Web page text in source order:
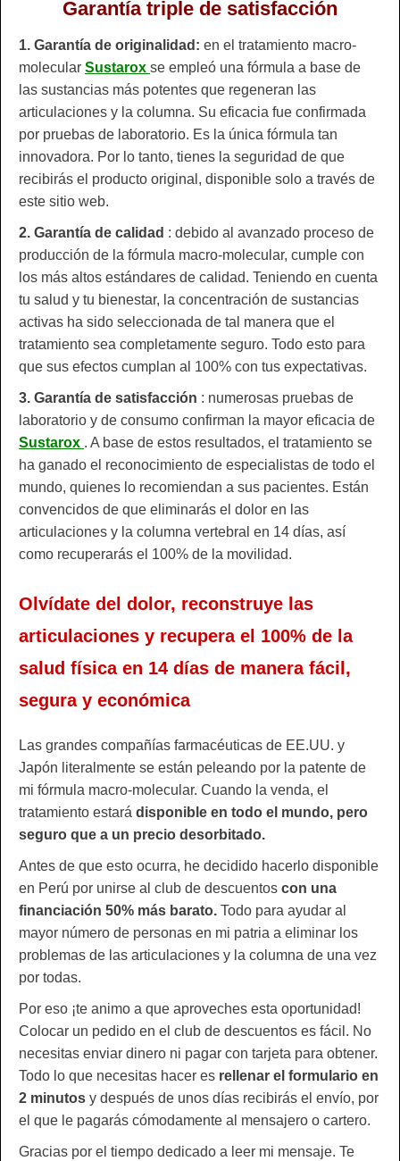
Garantía triple de satisfacción
1. Garantía de originalidad: en el tratamiento macro-
molecular Sustarox se empleó una fórmula a base de
las sustancias más potentes que regeneran las
articulaciones y la columna. Su eficacia fue confirmada
por pruebas de laboratorio. Es la única fórmula tan
innovadora. Por lo tanto, tienes la seguridad de que
recibirás el producto original, disponible solo a través de
este sitio web.
2. Garantía de calidad : debido al avanzado proceso de
producción de la fórmula macro-molecular, cumple con
los más altos estándares de calidad. Teniendo en cuenta
tu salud y tu bienestar, la concentración de sustancias
activas ha sido seleccionada de tal manera que el
tratamiento sea completamente seguro. Todo esto para
que sus efectos cumplan al 100% con tus expectativas.
3. Garantía de satisfacción : numerosas pruebas de
laboratorio y de consumo confirman la mayor eficacia de
Sustarox . A base de estos resultados, el tratamiento se
ha ganado el reconocimiento de especialistas de todo el
mundo, quienes lo recomiendan a sus pacientes. Están
convencidos de que eliminarás el dolor en las
articulaciones y la columna vertebral en 14 días, así
como recuperarás el 100% de la movilidad.
Olvídate del dolor, reconstruye las
articulaciones y recupera el 100% de la
salud física en 14 días de manera fácil,
segura y económica
Las grandes compañías farmacéuticas de EE.UU. y
Japón literalmente se están peleando por la patente de
mi fórmula macro-molecular. Cuando la venda, el
tratamiento estará disponible en todo el mundo, pero
seguro que a un precio desorbitado.
Antes de que esto ocurra, he decidido hacerlo disponible
en Perú por unirse al club de descuentos con una
financiación 50% más barato. Todo para ayudar al
mayor número de personas en mi patria a eliminar los
problemas de las articulaciones y la columna de una vez
por todas.
Por eso ¡te animo a que aproveches esta oportunidad!
Colocar un pedido en el club de descuentos es fácil. No
necesitas enviar dinero ni pagar con tarjeta para obtener.
Todo lo que necesitas hacer es rellenar el formulario en
2 minutos y después de unos días recibirás el envío, por
el que le pagarás cómodamente al mensajero o cartero.
Gracias por el tiempo dedicado a leer mi mensaje. Te